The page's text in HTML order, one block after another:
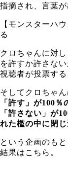
指摘され、言葉
【モンスターハ
る
クロちゃんに対
を許すか許さな
視聴者が投票する
そしてクロちゃ
「許す」が100
「許さない」が
れた檻の中に閉じ
という企画のも
結果はこちら。